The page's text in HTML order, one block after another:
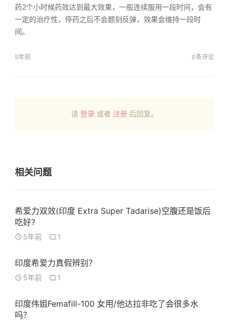
药2个小时候药效达到最大效果，一般连续服用一段时间，会有
一定的治疗性，停药之后不会题刻反弹，效果会维持一段时
间。
5年前 0条评论
请 登录 或者 注册后回复。
相关问题
希爱力双效(印度 Extra Super Tadarise)空腹还是饭后
吃好?
5年前 1
印度希爱力真假辨别？
5年前 1
印度伟姐Femafill-100 女用/他达拉非吃了会很多水
吗？